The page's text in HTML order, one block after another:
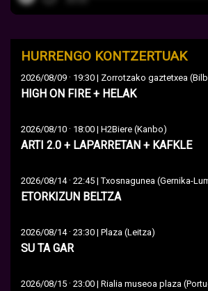
HURRENGO KONTZERTUAK
2026/08/09 · 19:30 | Zorrotzako gaztetxea
HIGH ON FIRE + HELAK
2026/08/10 · 18:00 | H2Biere (Kanbo)
ARTI 2.0 + LAPARRETAN + KAFKLE
2026/08/14· 22:45 | Txosnagunea (Gernika-
ETORKIZUN BELTZA
2026/08/14· 23:30 | Plaza (Leitza)
SU TA GAR
2026/08/15 · 23:00 | Rialia museoa plaza